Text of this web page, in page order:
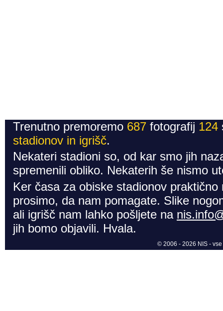
Trenutno premoremo 687 fotografij 124
stadionov in igrišč.
Nekateri stadioni so, od kar smo jih
spremenili obliko. Nekaterih še nismo
Ker časa za obiske stadionov
prosimo, da nam pomagate. Slike
ali igrišč nam lahko pošljete na
jih bomo objavili. Hvala.
© 2006 - 2026 NIS -